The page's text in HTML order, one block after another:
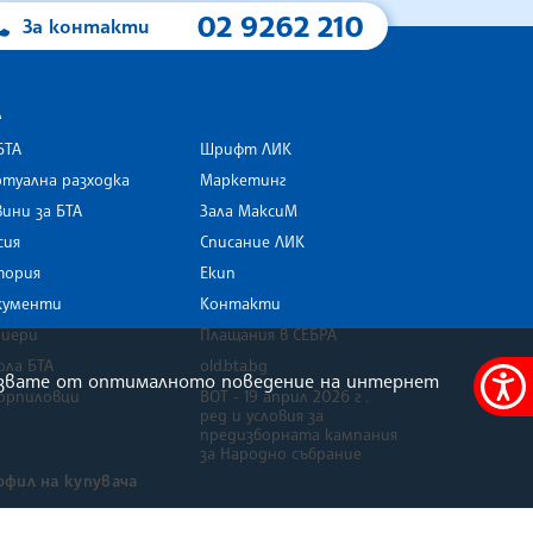
Меню
За контакти 02 9262 210
разходка
за БТА
БТА
Шрифт ЛИК
Маркетинг
Зала МаксиМ
Списание ЛИК
Екип
Контакти
Плащания в СЕБРА
old.bta.bg
ВОТ - 19 април 2026 г .
ред и условия за
предизборната кампания
за Народно събрание
на купувача
от оптималното поведение на интернет